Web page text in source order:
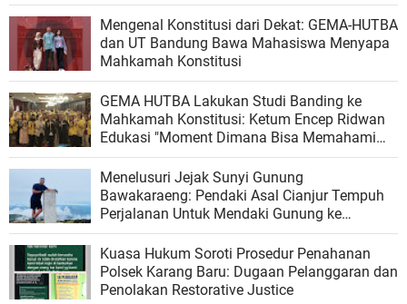
Mengenal Konstitusi dari Dekat: GEMA-HUTBA
dan UT Bandung Bawa Mahasiswa Menyapa
Mahkamah Konstitusi
GEMA HUTBA Lakukan Studi Banding ke
Mahkamah Konstitusi: Ketum Encep Ridwan
Edukasi "Moment Dimana Bisa Memahami
Hukum Lebih Luas".
‎Menelusuri Jejak Sunyi Gunung
Bawakaraeng: Pendaki Asal Cianjur Tempuh
Perjalanan Untuk Mendaki Gunung ke
Sulawesi Selatan‎
Kuasa Hukum Soroti Prosedur Penahanan
Polsek Karang Baru: Dugaan Pelanggaran dan
Penolakan Restorative Justice